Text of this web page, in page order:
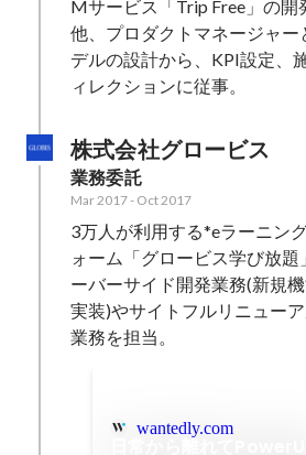
Mサービス「Trip Free」の開
他、プロダクトマネージャー
デルの設計から、KPI設定、
ィレクションに従事。
株式会社グロービス
業務委託
Mar 2017- Oct 2017
3万人が利用する*eラーニン
ォーム「グロービス学び放
ーバーサイド開発業務(新規
実装)やサイトフルリニュー
業務を担当。
wantedly.com